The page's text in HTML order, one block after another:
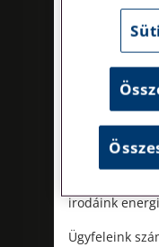
menüpont
működés
részeként
tartunk. A
tekintettel
irodáink
Ügyfeleink